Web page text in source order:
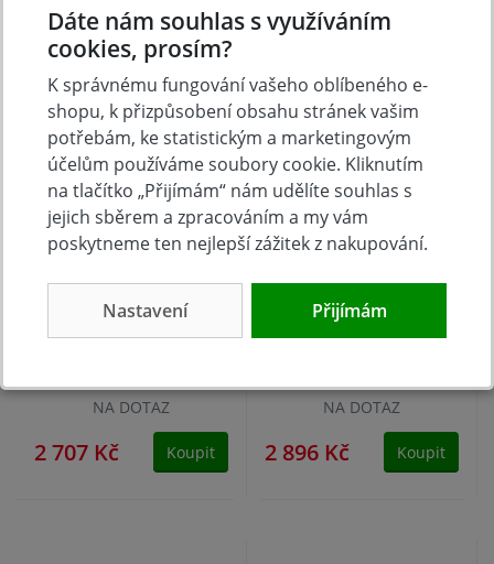
2 149 Kč Koupit 2 707 Kč
NA DOTAZ
2 707 Kč Koupit
Pilový kotouč SK
NA DOTAZ
2 896 Kč Koupit
Dáte nám souhlas s využíváním
cookies, prosím?
K správnému fungování vašeho oblíbeného e-
shopu, k přizpůsobení obsahu stránek vašim
potřebám, ke statistickým a marketingovým
účelům používáme soubory cookie. Kliknutím
na tlačítko „Přijímám“ nám udělíte souhlas s
jejich sběrem a zpracováním a my vám
poskytneme ten nejlepší zážitek z nakupování.
Nastavení Přijímám